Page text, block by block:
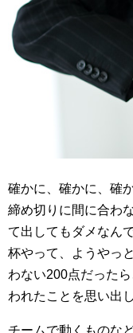
確かに、確かに、確
締め切りに間に合わ
て出してもダメなん
杯やって、ようやっ
わない200点だった
われたことを思い出
チームで動くものな